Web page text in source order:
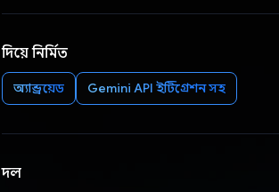
দিয়ে নির্মিত
অ্যান্ড্রয়েড Gemini API ইন্টিগ্রেশন সহ
দল